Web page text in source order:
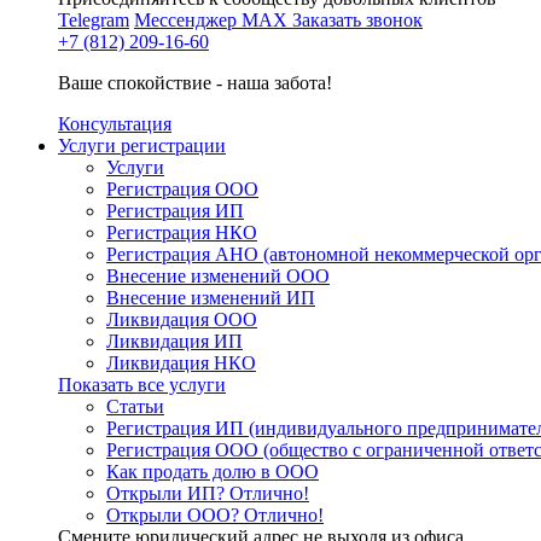
Telegram Мессенджер MAX Заказать звонок
+7 (812) 209-16-60
Ваше спокойствие - наша забота!
Консультация
Услуги регистрации
Услуги
Регистрация ООО
Регистрация ИП
Регистрация НКО
Регистрация АНО (автономной некоммерческой
Внесение изменений ООО
Внесение изменений ИП
Ликвидация ООО
Ликвидация ИП
Ликвидация НКО
Показать все услуги
Статьи
Регистрация ИП (индивидуального
Регистрация ООО (общество с ограниченной
Как продать долю в ООО
Открыли ИП? Отлично!
Открыли ООО? Отлично!
Смените юридический адрес не выходя из офиса